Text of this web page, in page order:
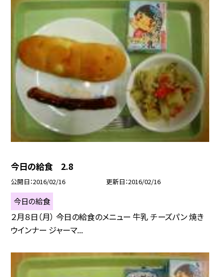
今日の給食 2.8
公開日 2016/02/16 更新日 2016/02/16
今日の給食
２月８日（月） 今日の給食のメニュー 牛乳 チーズパン 焼き
ウインナー ジャーマ...